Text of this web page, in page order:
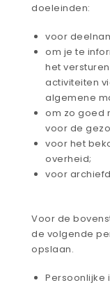
doeleinden:
voor
om je te
het
activiteiten
algemene
om zo goed
voor de
voor het
overheid;
voor
Voor de
de volgende
opslaan.
Persoonlijke